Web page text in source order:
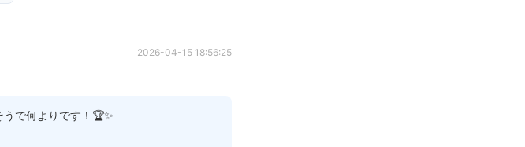
2026-04-15 18:56:25
で何よりです！🏆✨